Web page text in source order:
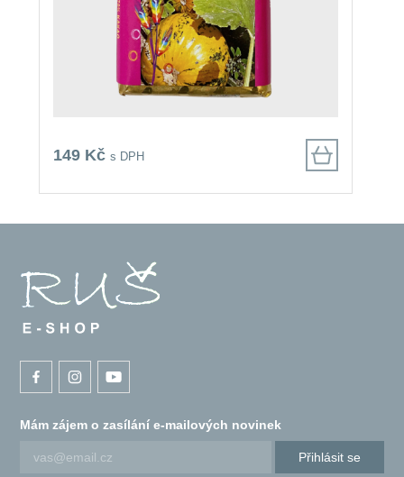
149 Kč s DPH
Mám zájem o zasílání e-mailových novinek
Přihlásit se